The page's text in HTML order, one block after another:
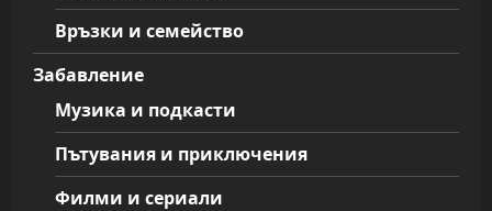
Връзки и семейство
Забавление
Музика и подкасти
Пътувания и приключения
Филми и сериали